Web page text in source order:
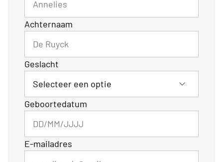
Achternaam
Geslacht
Geboortedatum
E-mailadres